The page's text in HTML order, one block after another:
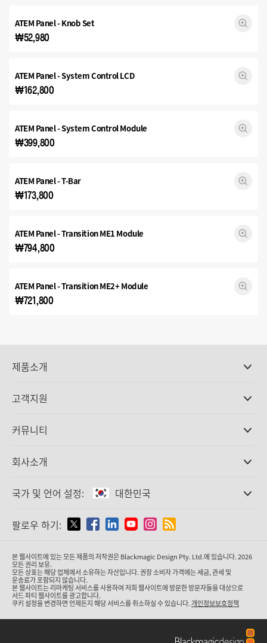
ATEM Panel - Knob Set
₩52,980
ATEM Panel - System Control LCD
₩162,800
ATEM Panel - System Control Module
₩399,800
ATEM Panel - T-Bar
₩173,800
ATEM Panel -Transition ME1 Module
₩794,800
ATEM Panel -Transition ME2+Module
₩721,800
제품소개
DaVinci Resolve와 Fusion 소프트웨어
Ultimatte
캡쳐 및 재생
표준 변환
네트워크 스토리지
라우팅 및 분배
스트리밍·인코딩
고객지원
고객지원 센터
커뮤니티
회사소개
회사 소개
미디어
국가 및 언어 설정: 대한민국
국가 및 언어를 설정하세요
Australia
Austria
팔로우 하기:
본 웹사이트에 있는 모든 제품의 저작권은 Blackmagic Design Pty. Ltd.에 있습니다. 2026
모든 권리 보유.
모든 상표는 해당 업체에서 소유하는 자산입니다. 권장 소비자 가격에는 세금, 관세 및
운송료가 포함되지 않습니다.
본 웹사이트는 리마케팅 서비스를 사용하여 저희 웹사이트에 방문한 방문자들을 대상으로
서드 파티 웹사이트를 광고합니다.
쿠키 설정을 변경하면 언제든지 해당 서비스를 취소하실 수 있습니다.개인정보보호정책